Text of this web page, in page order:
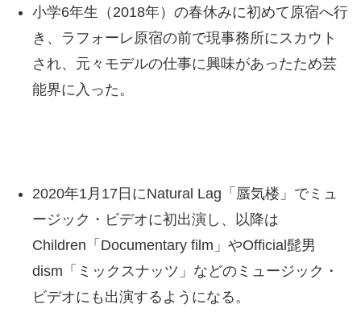
小学6年生（2018年）の春休みに初めて原宿へ行
き、ラフォーレ原宿の前で現事務所にスカウト
され、元々モデルの仕事に興味があったため芸
能界に入った。
2020年1月17日にNatural Lag「蜃気楼」でミュ
ージック・ビデオに初出演し、以降は
Children「Documentary film」やOfficial髭男
dism「ミックスナッツ」などのミュージック・
ビデオにも出演するようになる。